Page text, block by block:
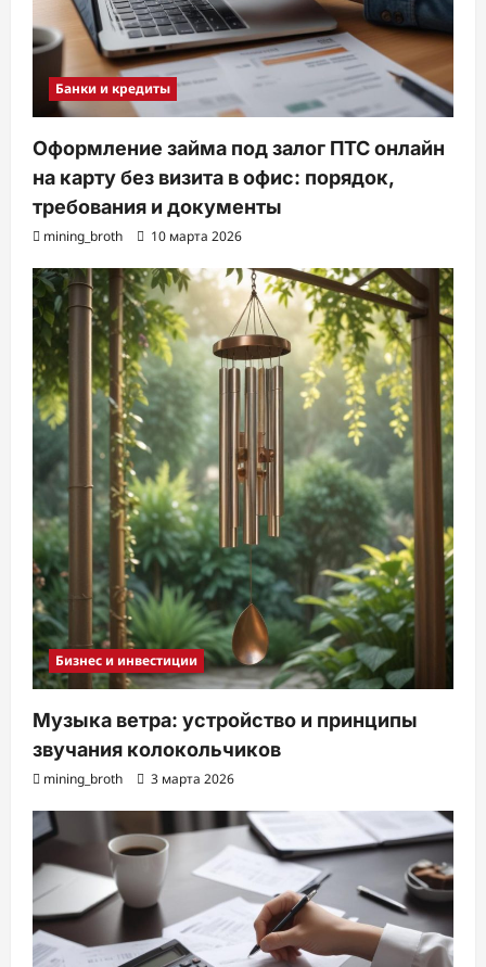
Банки и кредиты
Оформление займа под залог ПТС онлайн
на карту без визита в офис: порядок,
требования и документы
mining_broth 10 марта 2026
Бизнес и инвестиции
Музыка ветра: устройство и принципы
звучания колокольчиков
mining_broth 3 марта 2026